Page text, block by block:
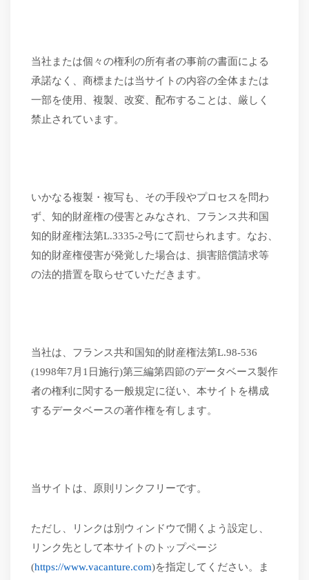
当社または個々の権利の所有者の事前の書面による
承諾なく、商標または当サイトの内容の全体または
一部を使用、複製、改変、配布することは、厳しく
禁止されています。
いかなる複製・複写も、その手段やプロセスを問わ
ず、知的財産権の侵害とみなされ、フランス共和国
知的財産権法第L.3335-2号にて罰せられます。 なお、
知的財産権侵害が発覚した場合は、損害賠償請求等
の法的措置を取らせていただきます。
当社は、フランス共和国知的財産権法第L.98-536
(1998年7月1日施行)第三編第四節のデータベース製作
者の権利に関する一般規定に従い、本サイトを構成
するデータベースの著作権を有します。
当サイトは、原則リンクフリーです。
ただし、リンクは別ウィンドウで開くよう設定し
リンク先として本サイトのトップページ
(https://www.vacanture.com)を指定してください。ま